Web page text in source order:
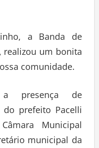
a Banda de
realizou um bonita
comunidade.
presença de
prefeito Pacelli
Municipal
municipal da